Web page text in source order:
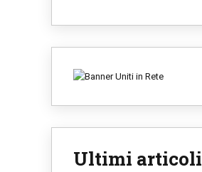
Ultimi articoli